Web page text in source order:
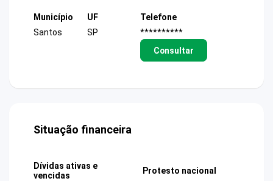
Município
Santos
UF
SP
Telefone
**********
Consultar
Situação financeira
Dívidas ativas e
vencidas
Protesto nacional